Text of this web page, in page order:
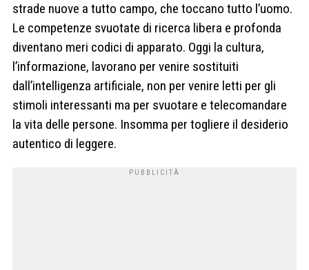
strade nuove a tutto campo, che toccano tutto l’uomo.
Le competenze svuotate di ricerca libera e profonda
diventano meri codici di apparato. Oggi la cultura,
l’informazione, lavorano per venire sostituiti
dall’intelligenza artificiale, non per venire letti per gli
stimoli interessanti ma per svuotare e telecomandare
la vita delle persone. Insomma per togliere il desiderio
autentico di leggere.